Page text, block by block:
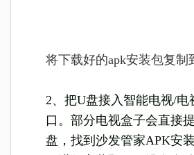
将下载好的apk安装包复制
2、把U盘接入智能电视/电
口。部分电视盒子会直接
盘，找到沙发管家APK安